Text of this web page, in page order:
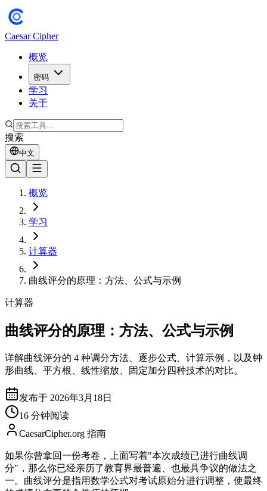
Caesar Cipher
概览
密码
学习
关于
搜索
中文
概览
学习
计算器
曲线评分的原理：方法、公式与示例
计算器
曲线评分的原理：方法、公式与示例
详解曲线评分的 4 种调分方法、逐步公式、计算示例，以及钟
形曲线、平方根、线性缩放、固定加分四种技术的对比。
发布于 2026年3月18日
16 分钟阅读
CaesarCipher.org 指南
如果你曾拿回一份考卷，上面写着"本次成绩已进行曲线调
分"，那么你已经亲历了教育界最普遍、也最具争议的做法之
一。曲线评分是指用数学公式对考试原始分进行调整，使最终